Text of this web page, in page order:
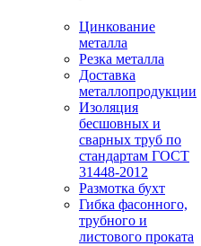
Цинкование
металла
Резка металла
Доставка
металлопродукции
Изоляция
бесшовных и
сварных труб по
стандартам ГОСТ
31448-2012
Размотка бухт
Гибка фасонного,
трубного и
листового проката